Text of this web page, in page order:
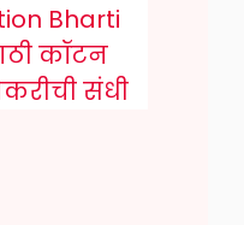
Bharti
कॉटन
संधी